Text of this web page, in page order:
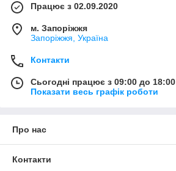
Працює з 02.09.2020
м. Запоріжжя
Запоріжжя, Україна
Контакти
Сьогодні працює з 09:00 до 18:00
Показати весь графік роботи
Про нас
Контакти